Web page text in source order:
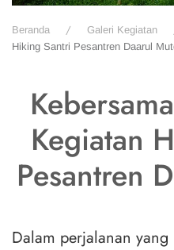
Beranda Galeri Kegiatan
Hiking Santri Pesantren Daarul
Kegiatan
Pesantren
Dalam perjalanan